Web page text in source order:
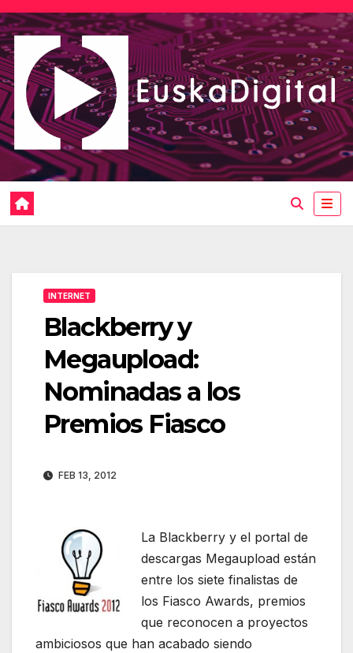
Saltar
al
contenido
INTERNET
Blackberry y
Megaupload:
Nominadas a los
Premios Fiasco
FEB 13, 2012
La Blackberry y el portal de
descargas Megaupload están
entre los siete finalistas de
los Fiasco Awards, premios
que reconocen a proyectos
ambiciosos que han acabado siendo